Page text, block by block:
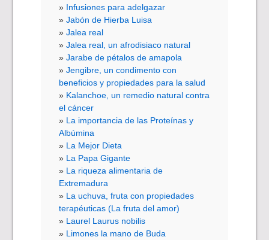
Infusiones para adelgazar
Jabón de Hierba Luisa
Jalea real
Jalea real, un afrodisiaco natural
Jarabe de pétalos de amapola
Jengibre, un condimento con
beneficios y propiedades para la salud
Kalanchoe, un remedio natural contra
el cáncer
La importancia de las Proteínas y
Albúmina
La Mejor Dieta
La Papa Gigante
La riqueza alimentaria de
Extremadura
La uchuva, fruta con propiedades
terapéuticas (La fruta del amor)
Laurel Laurus nobilis
Limones la mano de Buda